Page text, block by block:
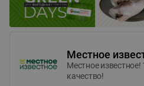
Местное
Местное известное!
качество!